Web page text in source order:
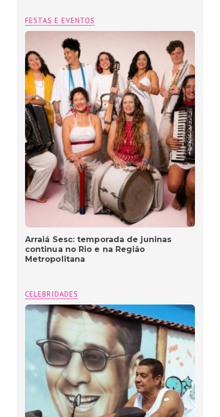
FESTAS E EVENTOS
Arraiá Sesc: temporada de juninas
continua no Rio e na Região
Metropolitana
CELEBRIDADES